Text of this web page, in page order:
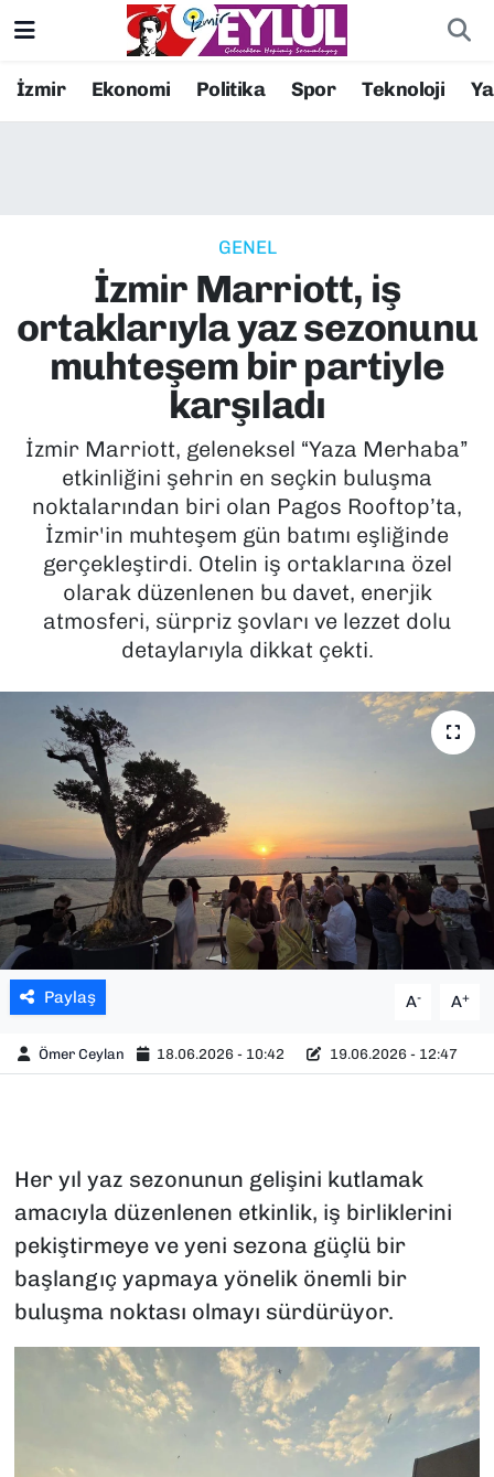
İzmir Ekonomi Politika Spor Teknoloji
GENEL
İzmir Marriott, iş
ortaklarıyla yaz sezonunu
muhteşem bir partiyle
karşıladı
İzmir Marriott, geleneksel “Yaza Merhaba”
etkinliğini şehrin en seçkin buluşma
noktalarından biri olan Pagos Rooftop’ta,
İzmir'in muhteşem gün batımı eşliğinde
gerçekleştirdi. Otelin iş ortaklarına özel
olarak düzenlenen bu davet, enerjik
atmosferi, sürpriz şovları ve lezzet dolu
detaylarıyla dikkat çekti.
Paylaş A- A+
Ömer Ceylan 18.06.2026 - 10:42 19.06.2026 - 12:47
Her yıl yaz sezonunun gelişini kutlamak
amacıyla düzenlenen etkinlik, iş birliklerini
pekiştirmeye ve yeni sezona güçlü bir
başlangıç yapmaya yönelik önemli bir
buluşma noktası olmayı sürdürüyor.
Resmi İlanlar
EKONOMİ
KÜLTÜR SANAT
POLİTİKA
SAĞLIK
SPOR
TEKNOLOJİ
YAŞAM
YEREL YÖNETİMLER
Konak Nöbetçi Eczaneler
Süper Lig Puan Durumu ve Fikstür
Tüm Manşetler
Son Dakika Haberleri
Haber Arşivi